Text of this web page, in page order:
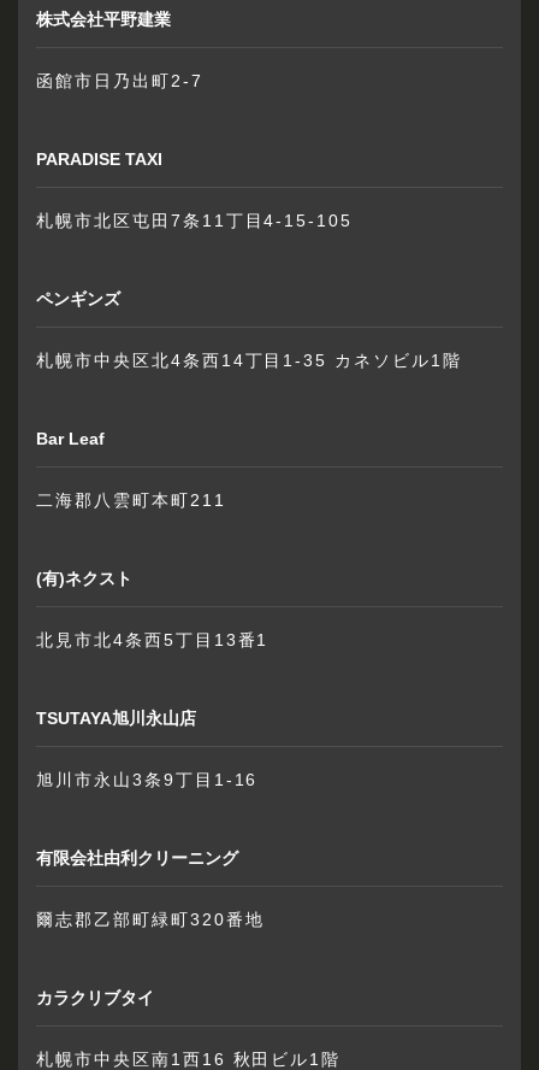
株式会社平野建業
函館市日乃出町2-7
PARADISE TAXI
札幌市北区屯田7条11丁目4-15-105
ペンギンズ
札幌市中央区北4条西14丁目1-35 カネソビル1階
Bar Leaf
二海郡八雲町本町211
(有)ネクスト
北見市北4条西5丁目13番1
TSUTAYA旭川永山店
旭川市永山3条9丁目1-16
有限会社由利クリーニング
爾志郡乙部町緑町320番地
カラクリブタイ
札幌市中央区南1西16 秋田ビル1階